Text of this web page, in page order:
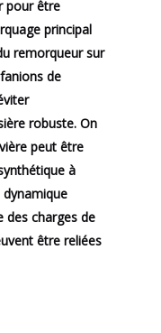
pour être
principal
remorqueur sur
de
robuste. On
peut être
à
des charges de
être reliées